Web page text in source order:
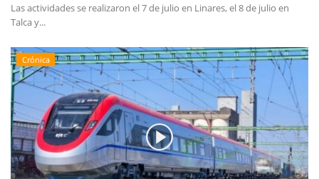
Las actividades se realizaron el 7 de julio en Linares, el 8 de julio en
Talca y...
Crónica